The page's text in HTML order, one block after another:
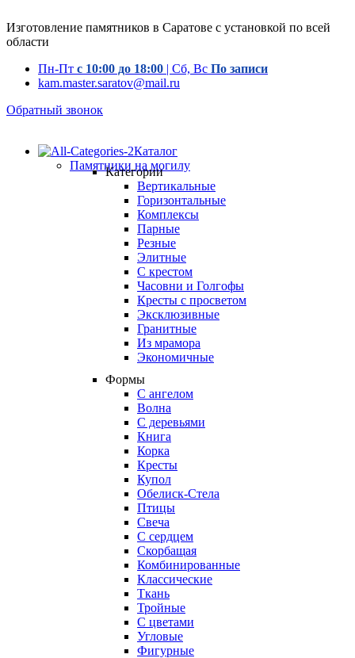
Изготовление памятников в Саратове с установкой по всей
области
Пн-Пт с 10:00 до 18:00 | Сб, Вс По записи
kam.master.saratov@mail.ru
Обратный звонок
Каталог
Памятники на могилу
Категории
Вертикальные
Горизонтальные
Комплексы
Парные
Резные
Элитные
С крестом
Часовни и Голгофы
Кресты с просветом
Эксклюзивные
Гранитные
Из мрамора
Экономичные
Формы
С ангелом
Волна
С деревьями
Книга
Корка
Кресты
Купол
Обелиск-Стела
Птицы
Свеча
С сердцем
Скорбащая
Комбинированные
Классические
Ткань
Тройные
С цветами
Угловые
Фигурные